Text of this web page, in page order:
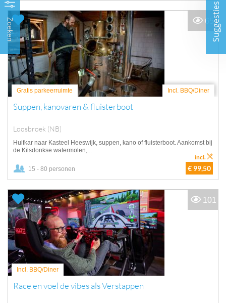
Zoeken
Gratis parkeerruimte Incl. BBQ/Diner
Suppen, kanovaren & fluisterboot
Loosbroek (NB)
Huifkar naar Kasteel Heeswijk, suppen, kano of fluisterboot. Aankomst bij
de Kilsdonkse watermolen,...
15 - 80 personen € 99,50
incl.
65
Incl. BBQ/Diner
Race en voel de vibes als Verstappen
101
Suggesties